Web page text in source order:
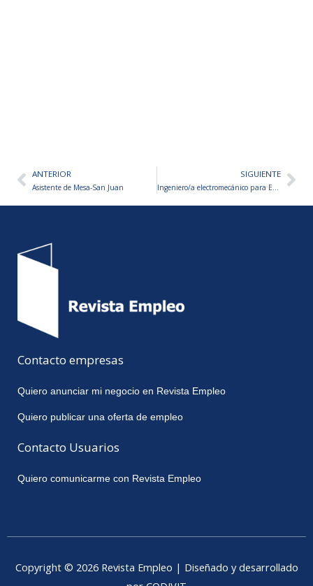
AntANTERIOR
Asistente de Mesa-San Juan
SIGUIENTE
Ingeniero/a electromecánico para Empresa de Servicios Industriales-San Juan
Contacto empresas
Quiero anunciar mi negocio en Revista Empleo
Quiero publicar una oferta de empleo
Contacto Usuarios
Quiero comunicarme con Revista Empleo
Copyright © 2026 Revista Empleo | Diseñado y desarrollado